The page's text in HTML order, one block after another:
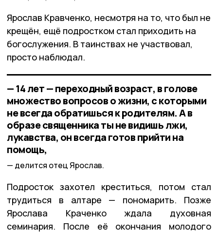
Ярослав Кравченко, несмотря на то, что был не
крещён, ещё подростком стал приходить на
богослужения. В таинствах не участвовал,
просто наблюдал.
— 14 лет — переходный возраст, в голове
множество вопросов о жизни, с которыми
не всегда обратишься к родителям. А в
образе священника ты не видишь лжи,
лукавства, он всегда готов прийти на
помощь,
делится отец Ярослав.
Подросток захотел креститься, потом стал
трудиться в алтаре — пономарить. Позже
Ярослава Краченко ждала духовная
семинария. После её окончания молодого